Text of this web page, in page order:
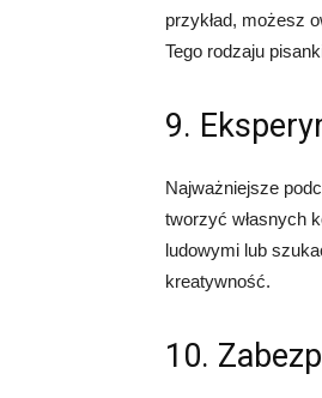
przykład, możesz
Tego rodzaju
9.
Najważniejsze
tworzyć własnych
ludowymi lub
kreatywność.
10.